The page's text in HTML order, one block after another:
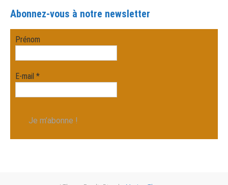
Abonnez-vous à notre newsletter
Prénom
E-mail*